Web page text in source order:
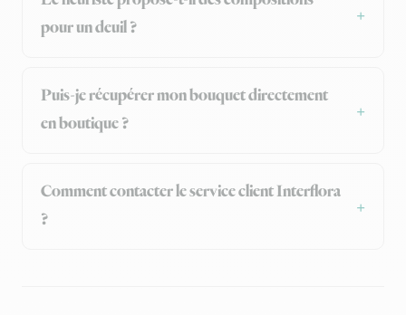
pour un deuil ?
Puis-je récupérer mon bouquet directement
en boutique ?
Comment contacter le service client Interflora
?